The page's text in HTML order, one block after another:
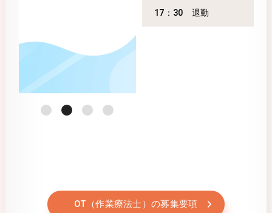
17：30 退勤
OT（作業療法士）の募集要項